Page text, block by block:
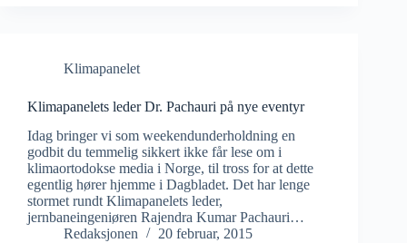
Klimapanelet
Klimapanelets leder Dr. Pachauri på nye eventyr
Idag bringer vi som weekendunderholdning en
godbit du temmelig sikkert ikke får lese om i
klimaortodokse media i Norge, til tross for at dette
egentlig hører hjemme i Dagbladet. Det har lenge
stormet rundt Klimapanelets leder,
jernbaneingeniøren Rajendra Kumar Pachauri…
Redaksjonen
20 februar, 2015